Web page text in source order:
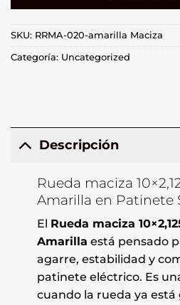
SKU: RRMA-020-amarilla Maciza
Categoría: Uncategorized
Descripción
Rueda maciza
Amarilla en Patinete
El Rueda maciza
Amarilla está pensado
agarre, estabilidad y
patinete eléctrico. Es
cuando la rueda ya